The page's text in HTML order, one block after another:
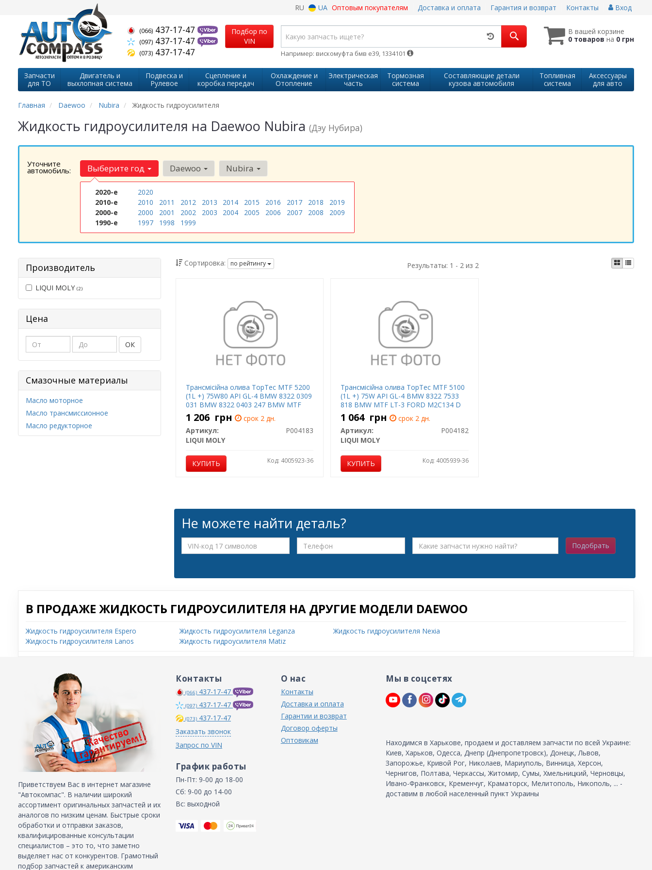
RU UA Оптовым покупателям Доставка и оплата Гарантия и возврат Контакты Вход
(066) 437-17-47
(097) 437-17-47
(073) 437-17-47
Подбор по
VIN
В вашей корзине
0 товаровна 0 грн
Например: вискомуфта бмв е39, 1334101
Запчасти
для ТО
Двигатель и
выхлопная система
Подвеска и
Рулевое
Сцепление и
коробка передач
Охлаждение и
Отопление
Электрическая
часть
Тормозная
система
Составляющие детали
кузова автомобиля
Топливная
система
Аксессуары
для авто
Главная Daewoo Nubira Жидкость гидроусилителя
Жидкость гидроусилителя на Daewoo Nubira (Дэу Нубира)
Уточните
автомобиль: Выберите год
2020-е
2020
2010-е
2010 2011 2012 2013 2014 2015 2016 2017 2018
2019
2000-е
2000 2001 2002 2003 2004 2005 2006 2007 2008
2009
1990-е
1997 1998 1999
Daewoo Nubira
Производитель
LIQUI MOLY (2)
Цена
ОК
Смазочные материалы
Масло моторное
Масло трансмиссионное
Масло редукторное
Сортировка: по рейтингу Результаты: 1 - 2 из 2
Трансмісійна олива TopTec MTF 5200
(1L +) 75W80 API GL-4 BMW 8322 0309
031 BMW 8322 0403 247 BMW MTF
LT-2 BMW MTF LT-4 CITROEN B71
2330 FORD M2C200 C GM 19 40 764
GM 19 40 768 HONDA MTF-II N
1 206 грн
срок 2 дн.
Артикул:
P004183
LIQUI MOLY
КУПИТЬ Код: 4005923-36
Трансмісійна олива TopTec MTF 5100
(1L +) 75W API GL-4 BMW 8322 7533
818 BMW MTF LT-3 FORD M2C134 D
FORD M2C200 D2 VW G 052 178 VW G
052 512 VW G 052 726 VW G 060 726
VW G 070 726
1 064 грн
срок 2 дн.
Артикул:
P004182
LIQUI MOLY
КУПИТЬ Код: 4005939-36
Не можете найти деталь?
Подобрать
В ПРОДАЖЕ ЖИДКОСТЬ ГИДРОУСИЛИТЕЛЯ НА ДРУГИЕ МОДЕЛИ DAEWOO
Жидкость гидроусилителя Espero
Жидкость гидроусилителя Lanos
Жидкость гидроусилителя Leganza
Жидкость гидроусилителя Matiz
Жидкость гидроусилителя Nexia
Приветствуем Вас в интернет магазине
"Автокомпас". В наличии широкий
ассортимент оригинальных запчастей и их
аналогов по низким ценам. Быстрые сроки
обработки и отправки заказов,
квалифицированные консультации
специалистов – это то, что заметно
выделяет нас от конкурентов. Грамотный
подбор запчастей к американским
Контакты
(066) 437-17-47
(097) 437-17-47
(073) 437-17-47
Заказать звонок
Запрос по VIN
График работы
Пн-Пт: 9-00 до 18-00
Сб: 9-00 до 14-00
Вс: выходной
О нас
Контакты
Доставка и оплата
Гарантии и возврат
Договор оферты
Оптовикам
Мы в соцсетях
Находимся в Харькове, продаем и доставляем запчасти по всей Украине:
Киев, Харьков, Одесса, Днепр (Днепропетровск), Донецк, Львов,
Запорожье, Кривой Рог, Николаев, Мариуполь, Винница, Херсон,
Чернигов, Полтава, Черкассы, Житомир, Сумы, Хмельницкий, Черновцы,
Ивано-Франковск, Кременчуг, Краматорск, Мелитополь, Никополь, ... -
доставим в любой населенный пункт Украины